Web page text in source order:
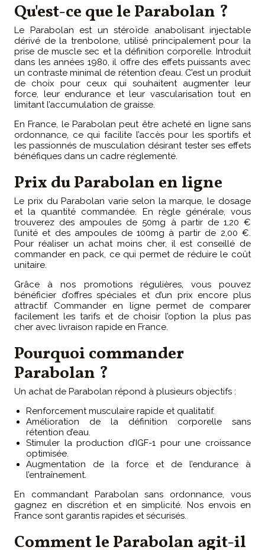
Qu'est-ce que le Parabolan ?
Le Parabolan est un stéroïde anabolisant injectable
dérivé de la trenbolone, utilisé principalement pour la
prise de muscle sec et la définition corporelle. Introduit
dans les années 1980, il offre des effets puissants avec
un contraste minimal de rétention d’eau. C’est un produit
de choix pour ceux qui souhaitent augmenter leur
force, leur endurance et leur vascularisation tout en
limitant l’accumulation de graisse.
En France, le Parabolan peut être acheté en ligne sans
ordonnance, ce qui facilite l’accès pour les sportifs et
les passionnés de musculation désirant tester ses effets
bénéfiques dans un cadre réglementé.
Prix du Parabolan en ligne
Le prix du Parabolan varie selon la marque, le dosage
et la quantité commandée. En règle générale, vous
trouverez des ampoules de 50mg à partir de 1,20 €
l’unité et des ampoules de 100mg à partir de 2,00 €.
Pour réaliser un achat moins cher, il est conseillé de
commander en pack, ce qui permet de réduire le coût
unitaire.
Grâce à nos promotions régulières, vous pouvez
bénéficier d’offres spéciales et d’un prix encore plus
attractif. Commander en ligne permet de comparer
facilement les tarifs et de choisir l’option la plus pas
cher avec livraison rapide en France.
Pourquoi commander
Parabolan ?
Un achat de Parabolan répond à plusieurs objectifs :
Renforcement musculaire rapide et qualitatif.
Amélioration de la définition corporelle sans
rétention d’eau.
Stimuler la production d’IGF-1 pour une croissance
optimisée.
Augmentation de la force et de l’endurance à
l’entraînement.
En commandant Parabolan sans ordonnance, vous
gagnez en discrétion et en simplicité. Nos envois en
France sont garantis rapides et sécurisés.
Comment le Parabolan agit-il